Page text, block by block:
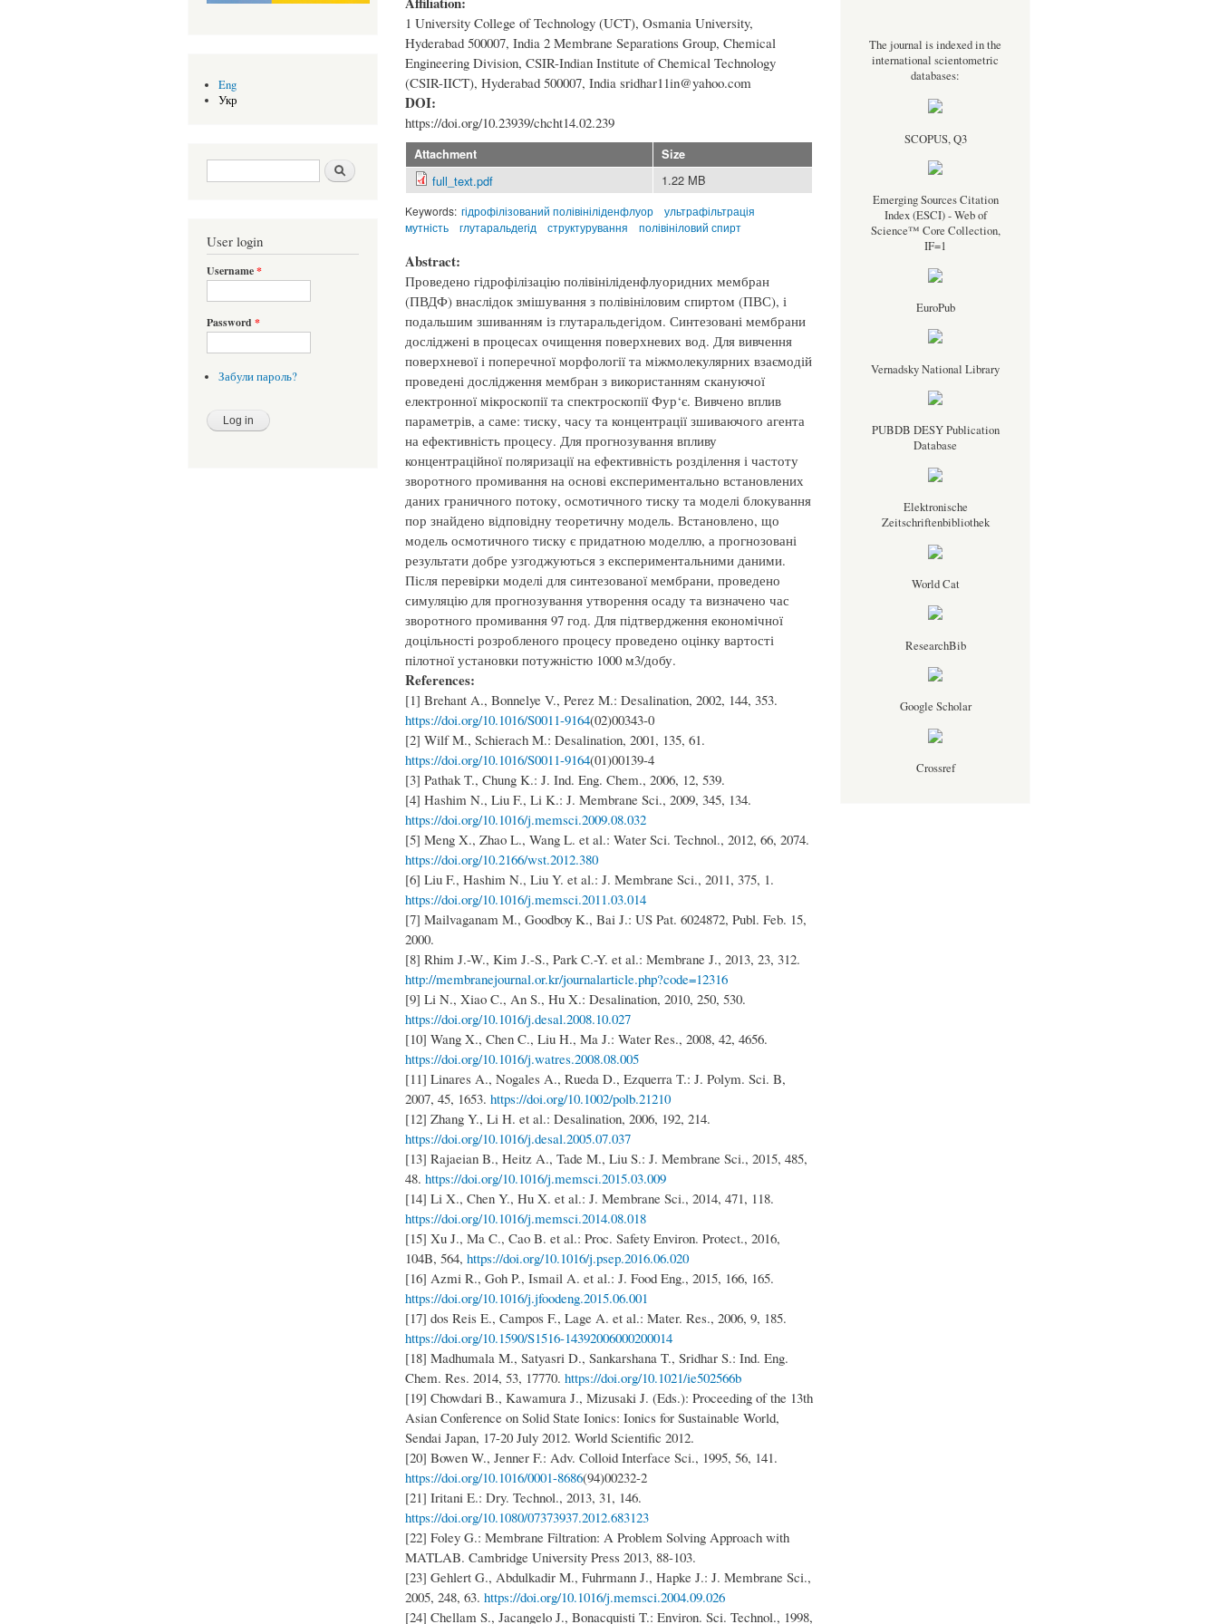
Eng
Укр
Search form Шукати
User login
Username*
Password *
Забули пароль?
1 University College of Technology (UCT), Osmania University,
Hyderabad 500007, India 2 Membrane Separations Group, Chemical
Engineering Division, CSIR-Indian Institute of Chemical Technology
(CSIR-IICT), Hyderabad 500007, India sridhar11in@yahoo.com
DOI:
https://doi.org/10.23939/chcht14.02.239
Attachment Size
full_text.pdf 1.22 MB
Keywords: гідрофілізований полівініліденфлуор
ультрафільтрація
мутність
глутаральдегід структурування полівініловий спирт
Abstract:
Проведено гідрофілізацію полівініліденфлуоридних мембран
(ПВДФ) внаслідок змішування з полівініловим спиртом (ПВС), і
подальшим зшиванням із глутаральдегідом. Синтезовані мембрани
досліджені в процесах очищення поверхневих вод. Для вивчення
поверхневої і поперечної морфології та міжмолекулярних взаємодій
проведені дослідження мембран з використанням скануючої
електронної мікроскопії та спектроскопії Фур‘є. Вивчено вплив
параметрів, а саме: тиску, часу та концентрації зшиваючого агента
на ефективність процесу. Для прогнозування впливу
концентраційної поляризації на ефективність розділення і частоту
зворотного промивання на основі експериментально встановлених
даних граничного потоку, осмотичного тиску та моделі блокування
пор знайдено відповідну теоретичну модель. Встановлено, що
модель осмотичного тиску є придатною моделлю, а прогнозовані
результати добре узгоджуються з експериментальними даними.
Після перевірки моделі для синтезованої мембрани, проведено
симуляцію для прогнозування утворення осаду та визначено час
зворотного промивання 97 год. Для підтвердження економічної
доцільності розробленого процесу проведено оцінку вартості
пілотної установки потужністю 1000 м3/добу.
References:
[1] Brehant A., Bonnelye V., Perez M.: Desalination, 2002, 144, 353.
https://doi.org/10.1016/S0011-9164(02)00343-0
[2] Wilf M., Schierach M.: Desalination, 2001, 135, 61.
https://doi.org/10.1016/S0011-9164(01)00139-4
[3] Pathak T., Chung K.: J. Ind. Eng. Chem., 2006, 12, 539.
[4] Hashim N., Liu F., Li K.: J. Membrane Sci., 2009, 345, 134.
https://doi.org/10.1016/j.memsci.2009.08.032
[5] Meng X., Zhao L., Wang L. et al.: Water Sci. Technol., 2012, 66, 2074.
https://doi.org/10.2166/wst.2012.380
[6] Liu F., Hashim N., Liu Y. et al.: J. Membrane Sci., 2011, 375, 1.
https://doi.org/10.1016/j.memsci.2011.03.014
[7] Mailvaganam M., Goodboy K., Bai J.: US Pat. 6024872, Publ. Feb. 15,
2000.
[8] Rhim J.-W., Kim J.-S., Park C.-Y. et al.: Membrane J., 2013, 23, 312.
http://membranejournal.or.kr/journalarticle.php?code=12316
[9] Li N., Xiao C., An S., Hu X.: Desalination, 2010, 250, 530.
https://doi.org/10.1016/j.desal.2008.10.027
[10] Wang X., Chen C., Liu H., Ma J.: Water Res., 2008, 42, 4656.
https://doi.org/10.1016/j.watres.2008.08.005
[11] Linares A., Nogales A., Rueda D., Ezquerra T.: J. Polym. Sci. B,
2007, 45, 1653. https://doi.org/10.1002/polb.21210
[12] Zhang Y., Li H. et al.: Desalination, 2006, 192, 214.
https://doi.org/10.1016/j.desal.2005.07.037
[13] Rajaeian B., Heitz A., Tade M., Liu S.: J. Membrane Sci., 2015, 485,
48. https://doi.org/10.1016/j.memsci.2015.03.009
[14] Li X., Chen Y., Hu X. et al.: J. Membrane Sci., 2014, 471, 118.
https://doi.org/10.1016/j.memsci.2014.08.018
[15] Xu J., Ma C., Cao B. et al.: Proc. Safety Environ. Protect., 2016,
104B, 564, https://doi.org/10.1016/j.psep.2016.06.020
[16] Azmi R., Goh P., Ismail A. et al.: J. Food Eng., 2015, 166, 165.
https://doi.org/10.1016/j.jfoodeng.2015.06.001
[17] dos Reis E., Campos F., Lage A. et al.: Mater. Res., 2006, 9, 185.
https://doi.org/10.1590/S1516-14392006000200014
[18] Madhumala M., Satyasri D., Sankarshana T., Sridhar S.: Ind. Eng.
Chem. Res. 2014, 53, 17770. https://doi.org/10.1021/ie502566b
[19] Chowdari B., Kawamura J., Mizusaki J. (Eds.): Proceeding of the 13th
Asian Conference on Solid State Ionics: Ionics for Sustainable World,
Sendai Japan, 17-20 July 2012. World Scientific 2012.
[20] Bowen W., Jenner F.: Adv. Colloid Interface Sci., 1995, 56, 141.
https://doi.org/10.1016/0001-8686(94)00232-2
[21] Iritani E.: Dry. Technol., 2013, 31, 146.
https://doi.org/10.1080/07373937.2012.683123
[22] Foley G.: Membrane Filtration: A Problem Solving Approach with
MATLAB. Cambridge University Press 2013, 88-103.
[23] Gehlert G., Abdulkadir M., Fuhrmann J., Hapke J.: J. Membrane Sci.,
2005, 248, 63. https://doi.org/10.1016/j.memsci.2004.09.026
[24] Chellam S., Jacangelo J., Bonacquisti T.: Environ. Sci. Technol., 1998,
The journal is indexed in the
international scientometric
databases:
SCOPUS, Q3
Emerging Sources Citation
Index (ESCI) - Web of
Science™ Core Collection,
IF=1
EuroPub
Vernadsky National Library
PUBDB DESY Publication
Database
Elektronische
Zeitschriftenbibliothek
World Cat
ResearchBib
Google Scholar
Crossref